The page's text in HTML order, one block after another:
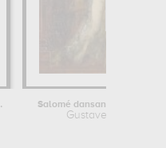
Salomé dansant dite
Gustave Moreau